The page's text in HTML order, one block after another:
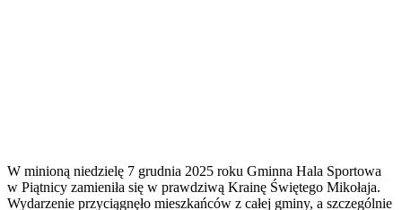
W minioną niedzielę 7 grudnia 2025 roku Gminna Hala Sportowa
w Piątnicy zamieniła się w prawdziwą Krainę Świętego Mikołaja.
Wydarzenie przyciągnęło mieszkańców z całej gminy, a szczególnie